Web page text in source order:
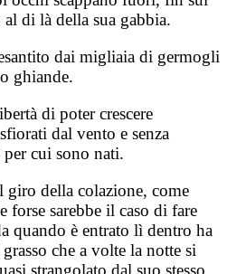
di là della sua gabbia.
dai migliaia di germogli
ghiande.
di poter crescere
dal vento e senza
cui sono nati.
giro della colazione, come
sarebbe il caso di fare
quando è entrato lì dentro ha
che a volte la notte si
strangolato dal suo stesso